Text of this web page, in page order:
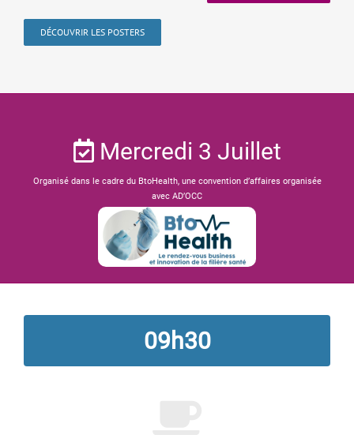
DÉCOUVRIR LES POSTERS
Mercredi 3 Juillet
Organisé dans le cadre du BtoHealth, une convention d’affaires organisée
avec AD’OCC
09h30